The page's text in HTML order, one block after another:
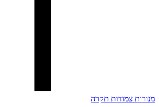
מנורות צמודות תקרה